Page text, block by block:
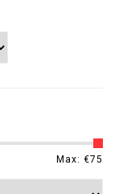
Max: €75